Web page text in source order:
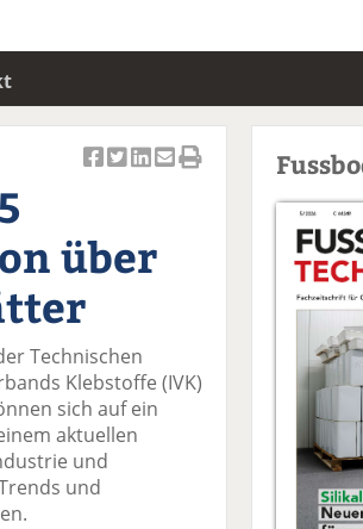
k
el
uf
ac
e
b
o
o
k
el
tt
er
n
el
n
k
e
di
el
ai
l
n
über
Technischen
Klebstoffe (IVK)
sich auf ein
aktuellen
und
und